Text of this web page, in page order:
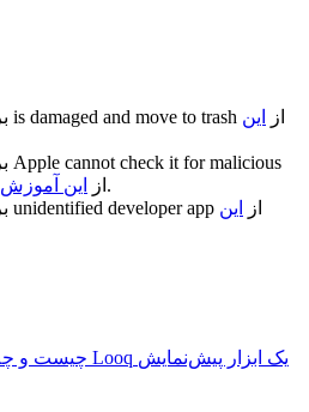
is damaged and move to trash از
این
Apple cannot check it for malicious
از این آموزش
استفاده کنید.
unidentified developer app از
این